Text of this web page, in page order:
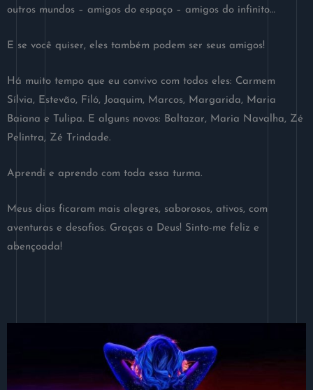
outros mundos – amigos do espaço – amigos do infinito…
E se você quiser, eles também podem ser seus amigos!
Há muito tempo que eu convivo com todos eles: Carmem
Sílvia, Estevão, Filó, Joaquim, Marcos, Margarida, Maria
Baiana e Tulipa. E alguns novos: Baltazar, Maria Navalha, Zé
Pelintra, Zé Trindade.
Aprendi e aprendo com toda essa turma.
Meus dias ficaram mais alegres, saborosos, ativos, com
aventuras e desafios. Graças a Deus! Sinto-me feliz e
abençoada!